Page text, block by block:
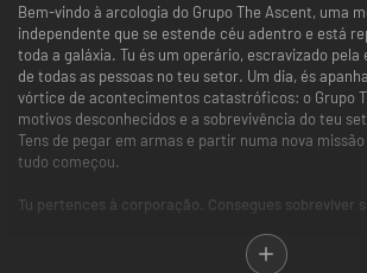
Bem-vindo à arcologia do Grupo The Ascent, uma
independente que se estende céu adentro e está
toda a galáxia. Tu és um operário, escravizado pela
de todas as pessoas no teu setor. Um dia, és
vórtice de acontecimentos catastróficos: o Grupo
motivos desconhecidos e a sobrevivência do teu
Tens de pegar em armas e partir numa nova
tudo começou.
Tu pertences à corporação. Consegues sobreviver